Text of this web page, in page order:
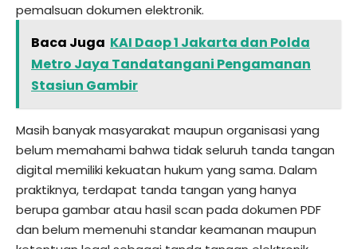
pemalsuan dokumen elektronik.
Baca Juga KAI Daop 1 Jakarta dan Polda
Metro Jaya Tandatangani Pengamanan
Stasiun Gambir
Masih banyak masyarakat maupun organisasi yang
belum memahami bahwa tidak seluruh tanda tangan
digital memiliki kekuatan hukum yang sama. Dalam
praktiknya, terdapat tanda tangan yang hanya
berupa gambar atau hasil scan pada dokumen PDF
dan belum memenuhi standar keamanan maupun